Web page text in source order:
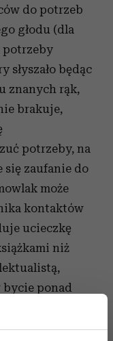
do potrzeb
głodu (dla
potrzeby
słyszało będąc
znanych rąk,
brakuje,
potrzeby, na
się zaufanie do
może
kontaktów
ucieczkę
niż
ponad
się przekaz: